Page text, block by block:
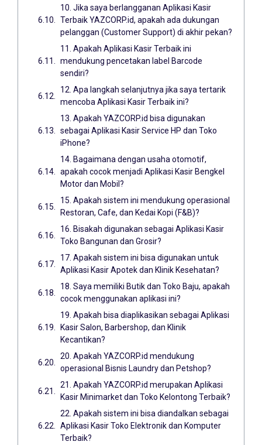
10. Jika saya berlangganan Aplikasi Kasir
Terbaik YAZCORP.id, apakah ada dukungan
pelanggan (Customer Support) di akhir pekan?
11. Apakah Aplikasi Kasir Terbaik ini
mendukung pencetakan label Barcode
sendiri?
12. Apa langkah selanjutnya jika saya tertarik
mencoba Aplikasi Kasir Terbaik ini?
13. Apakah YAZCORP.id bisa digunakan
sebagai Aplikasi Kasir Service HP dan Toko
iPhone?
14. Bagaimana dengan usaha otomotif,
apakah cocok menjadi Aplikasi Kasir Bengkel
Motor dan Mobil?
15. Apakah sistem ini mendukung operasional
Restoran, Cafe, dan Kedai Kopi (F&B)?
16. Bisakah digunakan sebagai Aplikasi Kasir
Toko Bangunan dan Grosir?
17. Apakah sistem ini bisa digunakan untuk
Aplikasi Kasir Apotek dan Klinik Kesehatan?
18. Saya memiliki Butik dan Toko Baju, apakah
cocok menggunakan aplikasi ini?
19. Apakah bisa diaplikasikan sebagai Aplikasi
Kasir Salon, Barbershop, dan Klinik
Kecantikan?
20. Apakah YAZCORP.id mendukung
operasional Bisnis Laundry dan Petshop?
21. Apakah YAZCORP.id merupakan Aplikasi
Kasir Minimarket dan Toko Kelontong Terbaik?
22. Apakah sistem ini bisa diandalkan sebagai
Aplikasi Kasir Toko Elektronik dan Komputer
Terbaik?